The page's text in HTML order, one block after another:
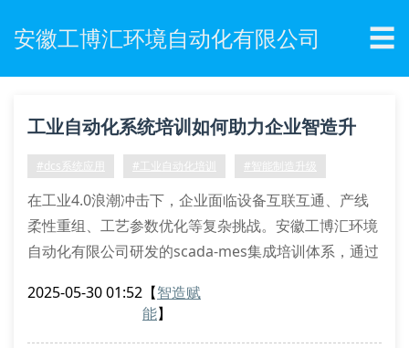
安徽工博汇环境自动化有限公司 ☰
工业自动化系统培训如何助力企业智造升
级？
#dcs系统应用 #工业自动化培训 #智能制造升级
在工业4.0浪潮冲击下，企业面临设备互联互通、产线
柔性重组、工艺参数优化等复杂挑战。安徽工博汇环境
自动化有限公司研发的scada-mes集成培训体系，通过
出虚实联动的教学场景，有效破解传统培训中设备占用
2025-05-30 01:52 【智造赋
能】